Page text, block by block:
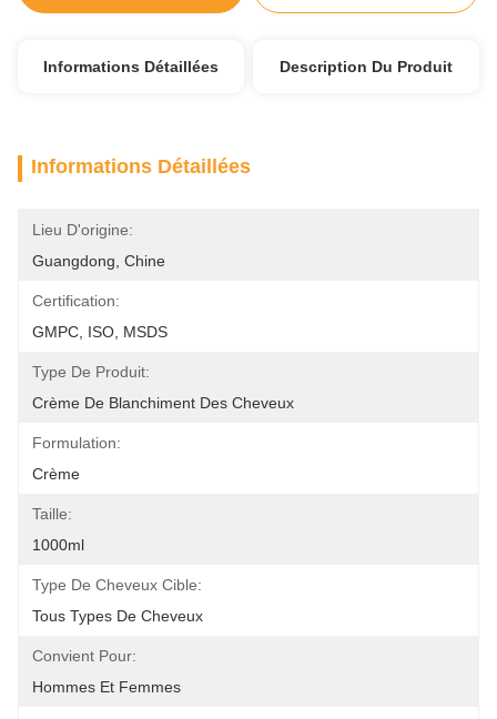
Informations Détaillées Description Du Produit
Informations Détaillées
Lieu D'origine:
Guangdong, Chine
Certification:
GMPC, ISO, MSDS
Type De Produit:
Crème De Blanchiment Des Cheveux
Formulation:
Crème
Taille:
1000ml
Type De Cheveux Cible:
Tous Types De Cheveux
Convient Pour:
Hommes Et Femmes